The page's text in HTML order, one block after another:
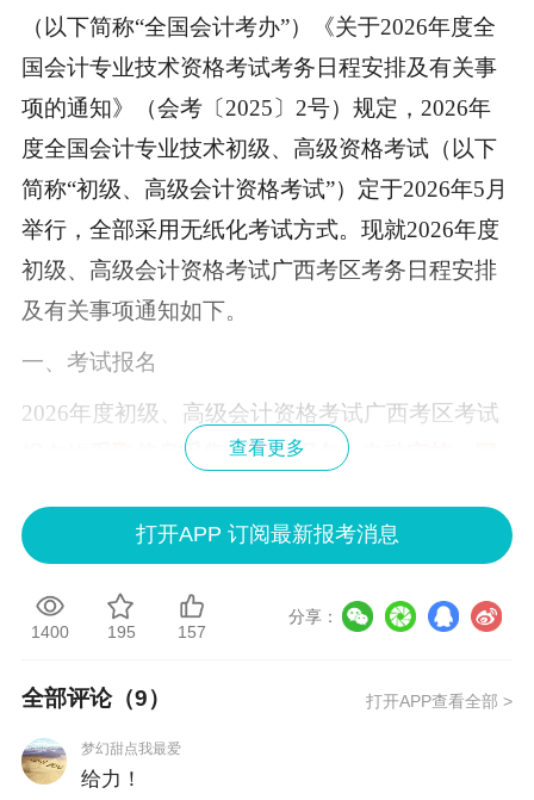
（以下简称“全国会计考办”）《关于2026年度全
国会计专业技术资格考试考务日程安排及有关事
项的通知》（会考〔2025〕2号）规定，2026年
度全国会计专业技术初级、高级资格考试（以下
简称“初级、高级会计资格考试”）定于2026年5月
举行，全部采用无纸化考试方式。现就2026年度
初级、高级会计资格考试广西考区考务日程安排
及有关事项通知如下。
一、考试报名
2026年度初级、高级会计资格考试广西考区考试
采取信息采集、网上报名、自动审核、网
（一）报名条件。
1.基本条件。报名参加会计资格考试的人员，应
具备下列基本条件：
（1）遵守《中华人民共和国会计法》和国家统一
（2）具备良好的职业道德，无严重违反财经纪律
查看更多
打开APP 订阅最新报考消息
1400 195 157
分享：
全部评论（9） 打开APP查看全部 >
梦幻甜点我最爱
给力！